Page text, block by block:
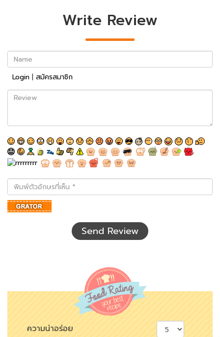
Write Review
Name
Login | สมัครสมาชิก
Review
พิมพ์
ตัว
อักษร
ที่
Send Review
ความน่าอร่อย